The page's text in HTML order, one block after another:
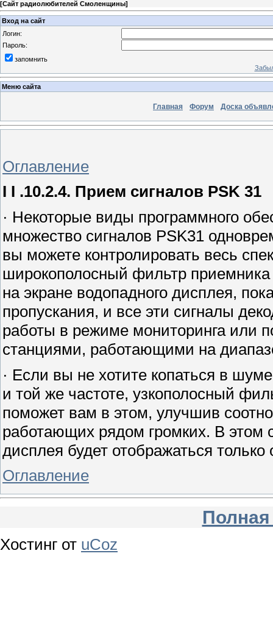
[Сайт радиолюбителей Смоленщины]
Вход на сайт
Логин:
Пароль:
запомнить
Меню сайта
Главная Форум Доска
Оглавление
I I .10.2.4. Прием сигналов PSK 31
· Некоторые виды программного
множество сигналов PSK31
вы можете контролировать весь
широкополосный фильтр
на экране водопадного дисплея,
пропускания, и все эти сигналы
работы в режиме мониторинга или
станциями, работающими на
· Если вы не хотите копаться в
и той же частоте, узкополосный
поможет вам в этом, улучшив
работающих рядом громких. В этом
дисплея будет отображаться только
Оглавление
Полная
Хостинг от uCoz